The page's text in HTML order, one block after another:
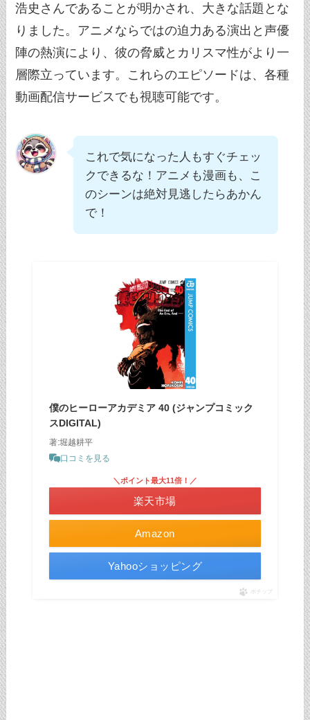
浩史さんであることが明かされ、大きな話題とな
りました。アニメならではの迫力ある演出と声優
陣の熱演により、彼の脅威とカリスマ性がより一
層際立っています。これらのエピソードは、各種
動画配信サービスでも視聴可能です。
これで気になった人もすぐチェッ
クできるな！アニメも漫画も、こ
のシーンは絶対見逃したらあかん
で！
僕のヒーローアカデミア 40 (ジャンプコミック
スDIGITAL)
著:堀越耕平
口コミを見る
Amazon
＼ポイント最大11倍！／
楽天市場
Yahooショッピング
ポチップ